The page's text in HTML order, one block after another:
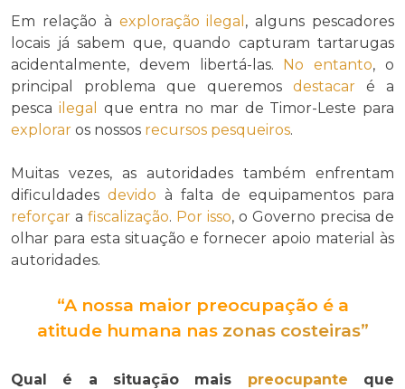
Em relação à exploração ilegal , alguns pescadores
locais já sabem que, quando capturam tartarugas
acidentalmente, devem libertá-las. No entanto, o
principal problema que queremos destacar é a
pesca ilegal
que entra no mar de Timor-Leste para
explorar os nossos recursos pesqueiros.
Muitas vezes, as autoridades também enfrentam
dificuldades devido à falta de equipamentos para
reforçar a fiscalização. Por isso, o Governo precisa de
olhar para esta situação e fornecer apoio material às
autoridades.
“A nossa maior preocupação é a
atitude humana nas zonas costeiras”
Qual é a situação mais preocupante que